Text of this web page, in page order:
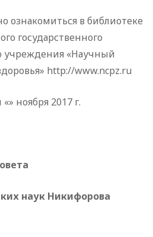
ознакомиться в библиотеке
государственного
учреждения «Научный
http://www.ncpz.ru
ноября 2017 г.
наук Никифорова